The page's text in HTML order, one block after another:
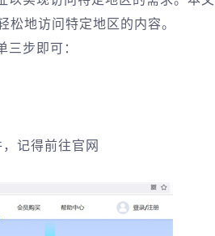
松地访问特定地区的内容。
步即可：
记得前往官网